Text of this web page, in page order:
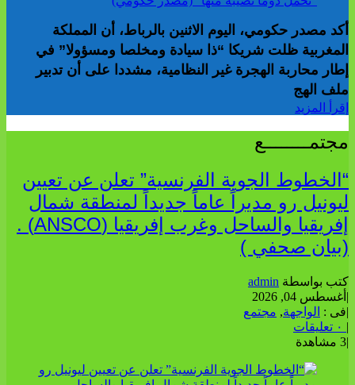
أكد مصدر حكومي، اليوم الاثنين بالرباط، أن المملكة
المغربية ظلت شريكا “ذا سيادة ومخلصا ومسؤولا” في
إطار محاربة الهجرة غير النظامية، مشددا على أن تدبير
ملف الهج
إقرأ المزيد
مجتمــــــــع
“الخطوط الجوية الفرنسية” تعلن عن تعيين
ليونيل رو مديراً عاماً جديداً لمنطقة شمال
إفريقيا والساحل وغرب إفريقيا (ANSCO) .
(بيان صحفي )
كتب بواسطة admin
| أغسطس 04, 2026
|فى : الواجهة, مجتمع
|
|3 مشاهدة